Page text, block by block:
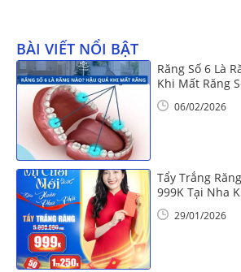
BÀI VIẾT NỔI BẬT
Răng Số 6 Là
Khi Mất Răng
06/02/2026
Tẩy Trắng
999K Tại Nha
29/01/2026